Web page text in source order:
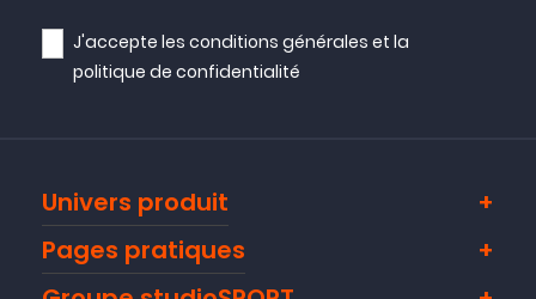
J'accepte lesconditions générales et la
politique de confidentialité
Univers produit
Pages pratiques